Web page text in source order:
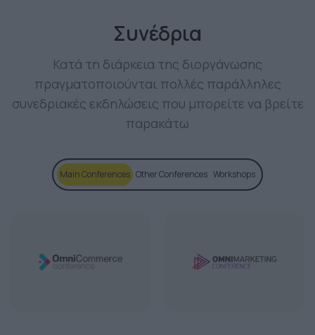
Συνέδρια
Κατά τη διάρκεια της διοργάνωσης
πραγματοποιούνται πολλές παράλληλες
συνεδριακές εκδηλώσεις που μπορείτε να βρείτε
παρακάτω
Main Conferences Other Conferences Workshops